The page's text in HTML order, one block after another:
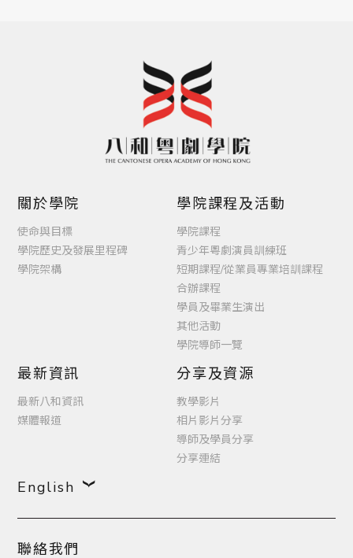
關於學院
使命與目標
學院歷史及發展里程碑
學院架構
學院課程及活動
學院課程
青少年粵劇演員訓練班
短期課程/從業員專業培訓課程
合辦課程
學員及畢業生演出
其他活動
學院導師一覽
最新資訊
最新八和資訊
媒體報道
分享及資源
教學影片
相片影片分享
導師及學員分享
分享連結
English
聯絡我們